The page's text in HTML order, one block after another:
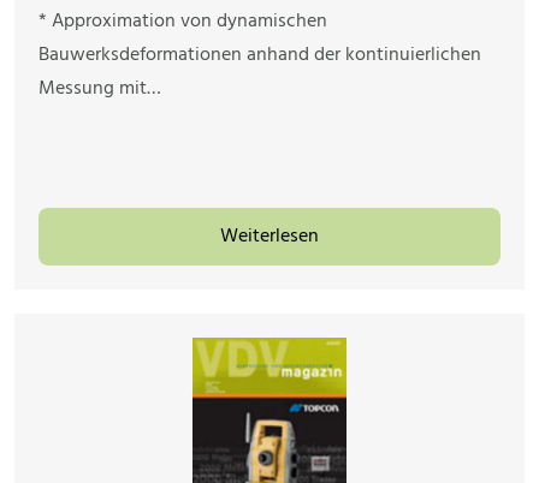
* Approximation von dynamischen
Bauwerksdeformationen anhand der kontinuierlichen
Messung mit…
Weiterlesen